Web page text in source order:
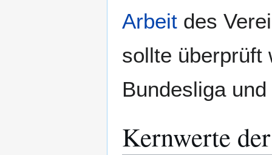
Arbeit des
sollte überprüft
Bundesliga
Kernwerte